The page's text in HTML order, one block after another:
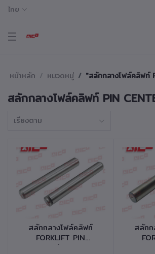
ไทย
หน้าหลัก หมวดหมู่ "สลักกลางโฟล์คลิฟท์
สลักกลางโฟล์คลิฟท์ PIN
เรียงตาม
หยิบใส่ตะกร้า
สลักกลางโฟล์คลิฟท์
FORKLIFT PIN
CENTER รุ่น FB35,40
ห
สลัก